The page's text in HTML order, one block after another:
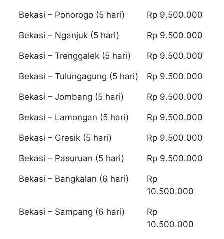
Bekasi – Ponorogo (5 hari) Rp 9.500.000
Bekasi – Nganjuk (5 hari) Rp 9.500.000
Bekasi – Trenggalek (5 hari) Rp 9.500.000
Bekasi – Tulungagung (5 hari) Rp 9.500.000
Bekasi – Jombang (5 hari) Rp 9.500.000
Bekasi – Lamongan (5 hari) Rp 9.500.000
Bekasi – Gresik (5 hari) Rp 9.500.000
Bekasi – Pasuruan (5 hari) Rp 9.500.000
Bekasi – Bangkalan (6 hari)
Rp
10.500.000
Bekasi – Sampang (6 hari)
Rp
10.500.000